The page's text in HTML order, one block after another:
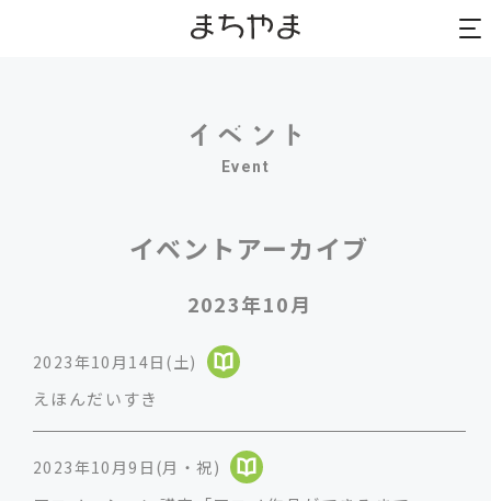
Event
イベントアーカイブ
2023年10月
2023年10月14日(土)
えほんだいすき
2023年10月9日(月・祝)